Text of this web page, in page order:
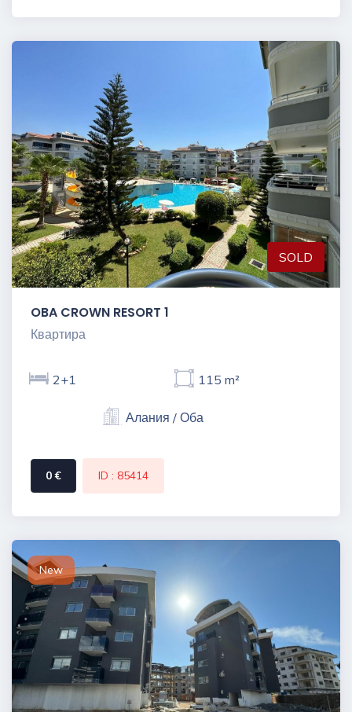
SOLD
OBA CROWN RESORT 1
Квартира
2+1 115 m²
Алания / Оба
0 € ID : 85414
New